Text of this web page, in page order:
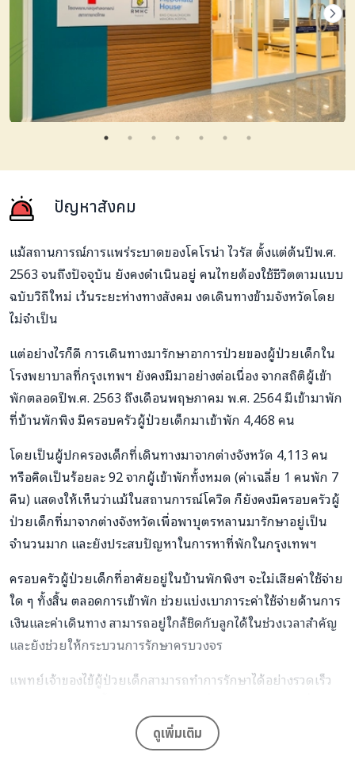
ปัญหาสังคม
แม้สถานการณ์การแพร่ระบาดของโคโรน่า ไวรัส ตั้งแต่ต้นปีพ.ศ.
2563 จนถึงปัจจุบัน ยังคงดำเนินอยู่ คนไทยต้องใช้ชีวิตตามแบบ
ฉบับวิถีใหม่ เว้นระยะห่างทางสังคม งดเดินทางข้ามจังหวัดโดย
ไม่จำเป็น
แต่อย่างไรก็ดี การเดินทางมารักษาอาการป่วยของผู้ป่วยเด็กใน
โรงพยาบาลที่กรุงเทพฯ ยังคงมีมาอย่างต่อเนื่อง จากสถิติผู้เข้า
พักตลอดปีพ.ศ. 2563 ถึงเดือนพฤษภาคม พ.ศ. 2564 มีเข้ามาพัก
ที่บ้านพักพิง มีครอบครัวผู้ป่วยเด็กมาเข้าพัก 4,468 คน
โดยเป็นผู้ปกครองเด็กที่เดินทางมาจากต่างจังหวัด 4,113 คน
หรือคิดเป็นร้อยละ 92 จากผู้เข้าพักทั้งหมด (ค่าเฉลี่ย 1 คนพัก 7
คืน) แสดงให้เห็นว่าแม้ในสถานการณ์โควิด ก็ยังคงมีครอบครัวผู้
ป่วยเด็กที่มาจากต่างจังหวัดเพื่อพาบุตรหลานมารักษาอยู่เป็น
จำนวนมาก และยังประสบปัญหาในการหาที่พักในกรุงเทพฯ
ครอบครัวผู้ป่วยเด็กที่อาศัยอยู่ในบ้านพักพิงฯ จะไม่เสียค่าใช้จ่าย
ใด ๆ ทั้งสิ้น ตลอดการเข้าพัก ช่วยแบ่งเบาภาระค่าใช้จ่ายด้านการ
เงินและค่าเดินทาง สามารถอยู่ใกล้ชิดกับลูกได้ในช่วงเวลาสำคัญ
และยังช่วยให้กระบวนการรักษาครบวงจร
แพทย์เจ้าของไข้ผู้ป่วยเด็กสามารถทำการรักษาได้อย่างรวดเร็ว
พ่อแม่ผู้ปกครองไม่ต้องเสียเวลาในการเดินทาง ลดความกังวลทั้ง
ผู้ป่วยเด็กและครอบครัว อีกทั้งยังช่วยแก้ปัญหาการที่ครอบครัวผู้
ดูเพิ่มเติม